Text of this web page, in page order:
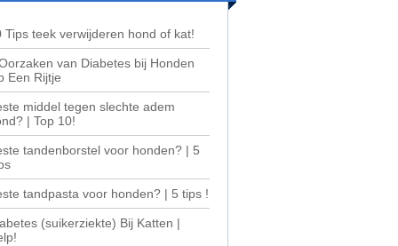
Tips teek verwijderen hond of kat!
van Diabetes bij Honden
Een Rijtje
middel tegen slechte adem
| Top 10!
tandenborstel voor honden? | 5
tandpasta voor honden? | 5 tips !
(suikerziekte) Bij Katten |